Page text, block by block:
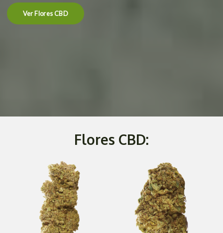
Ver Flores CBD
Flores CBD: